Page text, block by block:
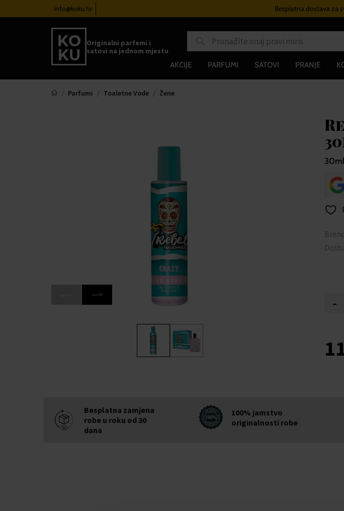
info@koku.hr Besplatna dostava za
Originalni parfemi i
satovi na jednom mjestu
AKCIJE PARFUMI SATOVI PRANJE
Parfumi Toaletne Vode Žene
Brend:
-
Besplatna zamjena
robe u roku od 30
dana
100% jamstvo
originalnosti robe